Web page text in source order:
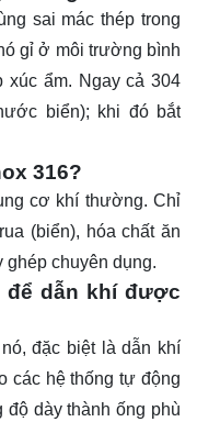
sai mác thép trong
gỉ ở môi trường bình
xúc ẩm. Ngay cả 304
biển); khi đó bắt
316?
cơ khí thường. Chỉ
(biển), hóa chất ăn
ghép chuyên dụng.
để dẫn khí được
đặc biệt là dẫn khí
các hệ thống tự động
độ dày thành ống phù